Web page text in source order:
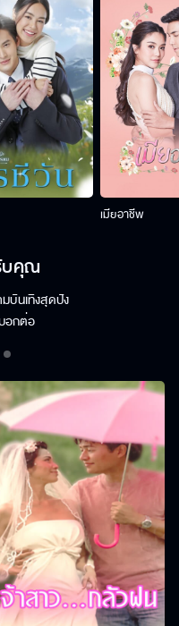
เมียอาชีพ
บคุณ
บันเทิงสุดปัง
อกต่อ